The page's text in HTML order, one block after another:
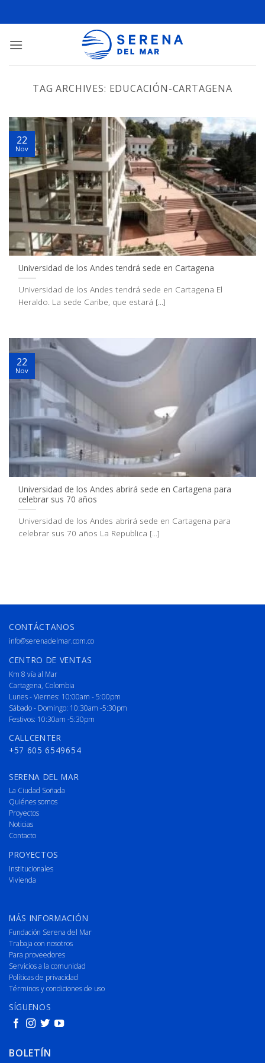
TAG ARCHIVES: EDUCACIÓN-CARTAGENA
Universidad de los Andes tendrá sede en Cartagena
Universidad de los Andes tendrá sede en Cartagena El
Heraldo. La sede Caribe, que estará [...]
22
Nov
Universidad de los Andes abrirá sede en Cartagena para
celebrar sus 70 años
Universidad de los Andes abrirá sede en Cartagena para
celebrar sus 70 años La Republica [...]
22
Nov
CONTÁCTANOS
info@serenadelmar.com.co
CENTRO DE VENTAS
Km 8 vía al Mar
Cartagena, Colombia
Lunes - Viernes: 10:00am - 5:00pm
Sábado - Domingo: 10:30am -5:30pm
Festivos: 10:30am -5:30pm
CALLCENTER
+57 605 6549654
SERENA DEL MAR
La Ciudad Soñada
Quiénes somos
Proyectos
Noticias
Contacto
PROYECTOS
Institucionales
Vivienda
MÁS INFORMACIÓN
Fundación Serena del Mar
Trabaja con nosotros
Para proveedores
Servicios a la comunidad
Políticas de privacidad
Términos y condiciones de uso
SÍGUENOS
BOLETÍN